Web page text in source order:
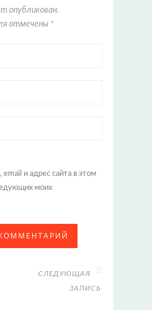
опубликован.
отмечены *
и адрес сайта в этом
моих
СЛЕДУЮЩАЯ
ЗАПИСЬ